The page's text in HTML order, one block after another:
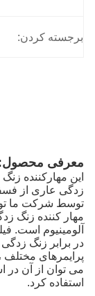
برجسته کردن:
معرفی محصول:
این مهارکننده
زدگی عاری از
توسط شرکت ما
مهار کننده زنگ
آلومینیوم است.
در برابر زنگ زدگی
پرایمرهای
می توان از آن در
استفاده کرد.